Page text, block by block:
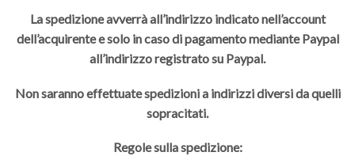
La spedizione avverrà all’indirizzo indicato nell’account
dell’acquirente e solo in caso di pagamento mediante Paypal
all’indirizzo registrato su Paypal.
Non saranno effettuate spedizioni a indirizzi diversi da quelli
sopracitati.
Regole sulla spedizione: